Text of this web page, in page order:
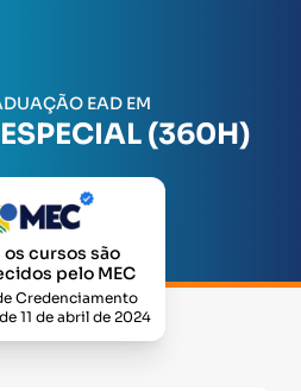
EAD EM
(360H)
os cursos são
pelo MEC
Credenciamento
11 de abril de 2024